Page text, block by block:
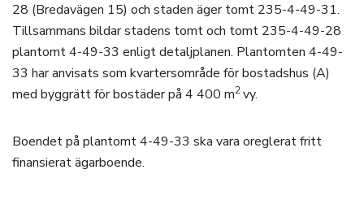
28 (Bredavägen 15) och staden äger tomt 235-4-49-31.
Tillsammans bildar stadens tomt och tomt 235-4-49-28
plantomt 4-49-33 enligt detaljplanen. Plantomten 4-49-
33 har anvisats som kvartersområde för bostadshus (A)
med byggrätt för bostäder på 4 400 m2vy.
Boendet på plantomt 4-49-33 ska vara oreglerat fritt
finansierat ägarboende.